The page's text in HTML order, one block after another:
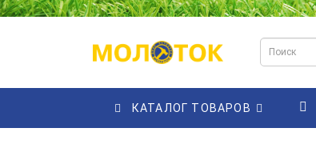
КАТАЛОГ ТОВАРОВ